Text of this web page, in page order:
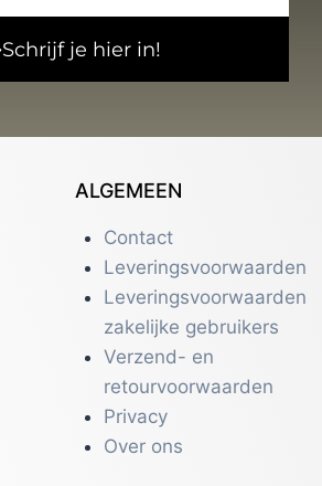
Schrijf je hier in!
ALGEMEEN
Contact
Leveringsvoorwaarden
Leveringsvoorwaarden
zakelijke gebruikers
Verzend- en
retourvoorwaarden
Privacy
Over ons